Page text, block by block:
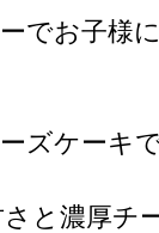
でお子様
ズケーキ
と濃厚チ